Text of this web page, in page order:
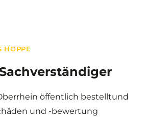
HOPPE
öffentlich bestelltund
und -bewertung